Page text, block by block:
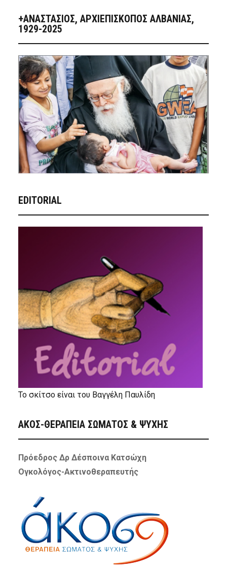
+ΑΝΑΣΤΆΣΙΟΣ, ΑΡΧΙΕΠΊΣΚΟΠΟΣ ΑΛΒΑΝΊΑΣ,
1929-2025
EDITORIAL
Το σκίτσο είναι του Βαγγέλη Παυλίδη
ΑΚΟΣ-ΘΕΡΑΠΕΙΑ ΣΩΜΑΤΟΣ & ΨΥΧΗΣ
Πρόεδρος Δρ Δέσποινα Κατσώχη
Ογκολόγος-Ακτινοθεραπευτής